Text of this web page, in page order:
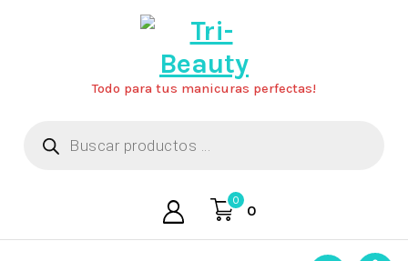
Todo para tus manicuras perfectas!
productos
0
0